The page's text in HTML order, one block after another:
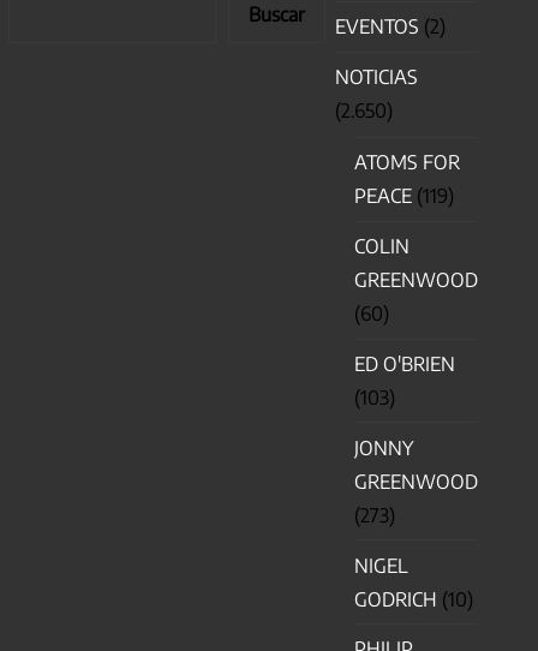
Buscar
EVENTOS (2)
NOTICIAS
(2.650)
ATOMS FOR
PEACE (119)
COLIN
GREENWOOD
(60)
ED O'BRIEN
(103)
JONNY
GREENWOOD
(273)
NIGEL
GODRICH (10)